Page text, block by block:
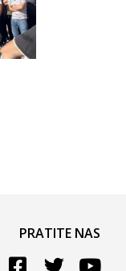
PRATITE NAS